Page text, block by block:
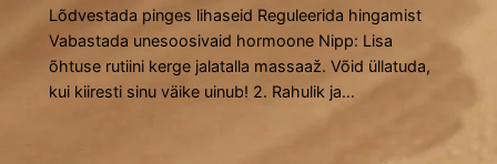
Lõdvestada pinges lihaseid Reguleerida hingamist
Vabastada unesoosivaid hormoone Nipp: Lisa
õhtuse rutiini kerge jalatalla massaaž. Võid üllatuda,
kui kiiresti sinu väike uinub! 2. Rahulik ja…